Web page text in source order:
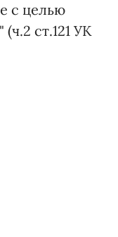
с целью
ст.121 УК